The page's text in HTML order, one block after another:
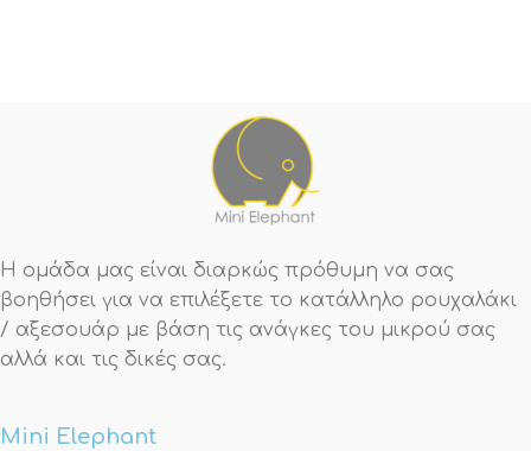
Η ομάδα μας είναι διαρκώς πρόθυμη να σας
βοηθήσει για να επιλέξετε το κατάλληλο ρουχαλάκι
/ αξεσουάρ με βάση τις ανάγκες του μικρού σας
αλλά και τις δικές σας.
Mini Elephant